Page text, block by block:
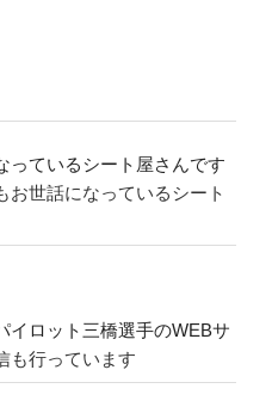
っているシート屋さんです
お世話になっているシート
イロット三橋選手のWEBサ
も行っています